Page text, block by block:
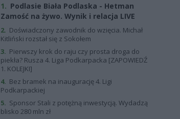
1. Podlasie Biała Podlaska - Hetman
Zamość na żywo. Wynik i relacja LIVE
2. Doświadczony zawodnik do wzięcia. Michał
Kitliński rozstał się z Sokołem
3. Pierwszy krok do raju czy prosta droga do
piekła? Rusza 4. Liga Podkarpacka [ZAPOWIEDŹ
1. KOLEJKI]
4. Bez bramek na inaugurację 4. Ligi
Podkarpackiej
5. Sponsor Stali z potężną inwestycją. Wydadzą
blisko 280 mln zł